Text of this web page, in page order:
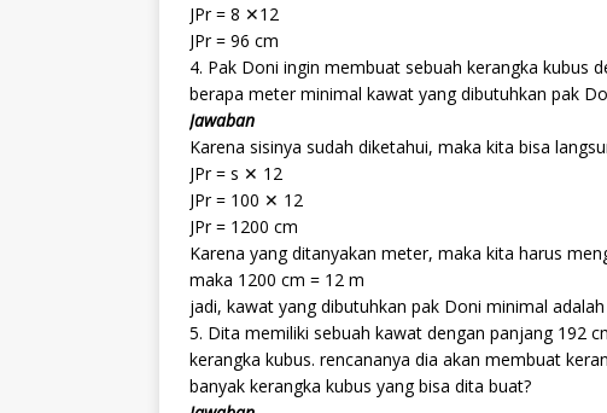
JPr = 8 ✕12
JPr = 96 cm
4. Pak Doni ingin membuat sebuah kerangka kubus
berapa meter minimal kawat yang dibutuhkan pak
Jawaban
Karena sisinya sudah diketahui, maka kita bisa
JPr = s ✕ 12
JPr = 100 ✕ 12
JPr = 1200 cm
Karena yang ditanyakan meter, maka kita harus
maka 1200 cm = 12 m
jadi, kawat yang dibutuhkan pak Doni minimal
5. Dita memiliki sebuah kawat dengan panjang 192
kerangka kubus. rencananya dia akan membuat
banyak kerangka kubus yang bisa dita buat?